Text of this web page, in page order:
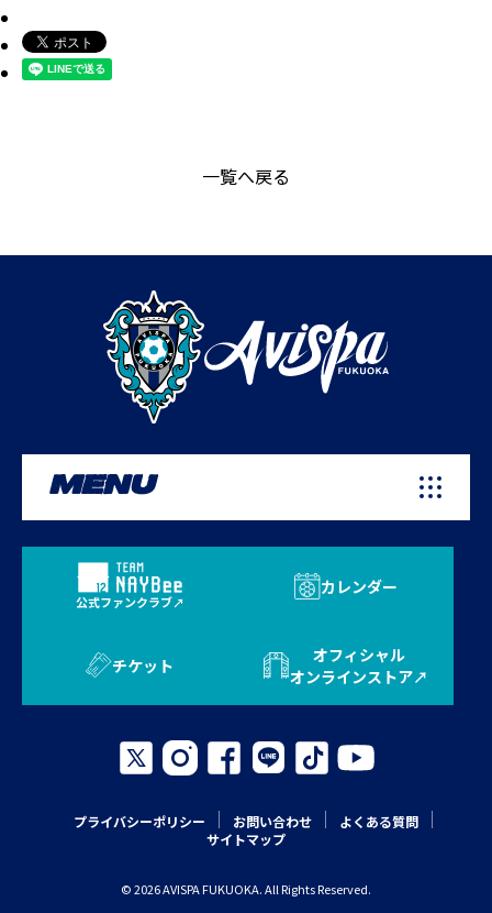
一覧へ戻る
MENU
公式ファンクラブ
カレンダー
チケット
オフィシャル
オンラインストア
プライバシーポリシー お問い合わせ
よくある質問
サイトマップ
© 2026 AVISPA FUKUOKA. All Rights Reserved.